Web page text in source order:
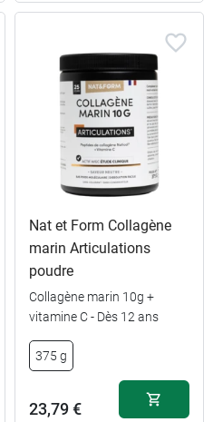
Nat et Form Collagène
marin Articulations
poudre
Collagène marin 10g +
vitamine C - Dès 12 ans
375 g
23,79 €